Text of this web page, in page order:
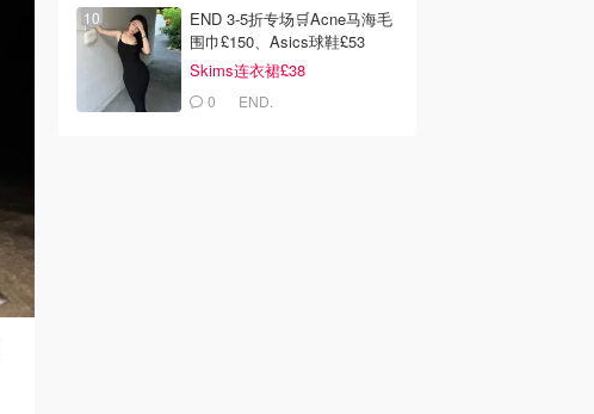
END 3-5折专场🛒Acne马海毛
围巾£150、Asics球鞋£53
Skims连衣裙£38
0 END.